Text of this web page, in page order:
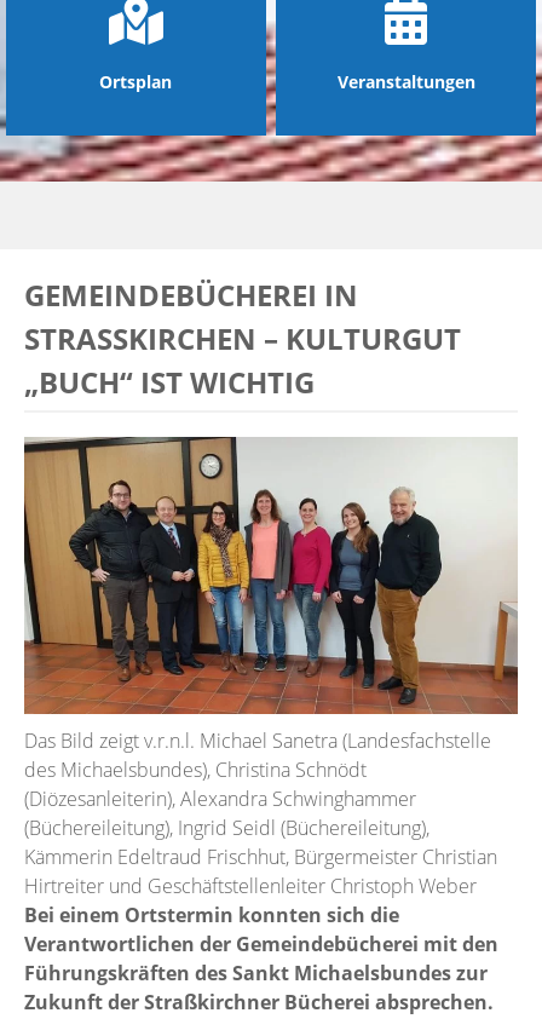
Ortsplan Veranstaltungen
GEMEINDEBÜCHEREI IN
STRASSKIRCHEN – KULTURGUT „
BUCH“ IST WICHTIG
Das Bild zeigt v.r.n.l. Michael Sanetra (Landesfachstelle
des Michaelsbundes), Christina Schnödt
(Diözesanleiterin), Alexandra Schwinghammer
(Büchereileitung), Ingrid Seidl (Büchereileitung),
Kämmerin Edeltraud Frischhut, Bürgermeister Christian
Hirtreiter und Geschäftstellenleiter Christoph Weber
Bei einem Ortstermin konnten sich die
Verantwortlichen der Gemeindebücherei mit den
Führungskräften des Sankt Michaelsbundes zur
Zukunft der Straßkirchner Bücherei absprechen.